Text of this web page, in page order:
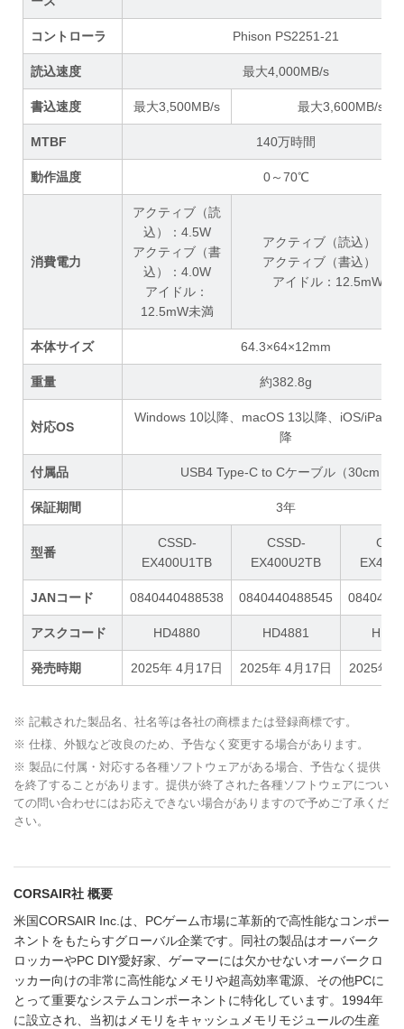
コントローラ Phison PS2251-21
読込速度 最大4,000MB/s
書込速度 最大3,500MB/s 最大3,600MB/s
MTBF 140万時間
動作温度 0～70℃
消費電力
アクティブ（読
込）：4.5W
アクティブ（書
込）：4.0W
アイドル：
12.5mW未満
アクティブ（読込）：
アクティブ（書込）：
アイドル：12.5mW未
本体サイズ 64.3×64×12mm
重量 約382.8g
対応OS
Windows 10以降、macOS 13以降、iOS/
降
付属品 USB4 Type-C to Cケーブル（30cm）
保証期間 3年
型番
CSSD-
EX400U1TB
CSSD-
EX400U2TB
JANコード 0840440488538 0840440488545
アスクコード HD4880 HD4881
発売時期 2025年 4月17日 2025年 4月17日 2025年
※ 記載された製品名、社名等は各社の商標または登録商標です。
※ 仕様、外観など改良のため、予告なく変更する場合があります。
※ 製品に付属・対応する各種ソフトウェアがある場合、予告なく提供
を終了することがあります。提供が終了された各種ソフトウェアについ
ての問い合わせにはお応えできない場合がありますので予めご了承くだ
さい。
CORSAIR社 概要
米国CORSAIR Inc.は、PCゲーム市場に革新的で高性能なコンポー
ネントをもたらすグローバル企業です。同社の製品はオーバーク
ロッカーやPC DIY愛好家、ゲーマーには欠かせないオーバークロ
ッカー向けの非常に高性能なメモリや超高効率電源、その他PCに
とって重要なシステムコンポーネントに特化しています。1994年
に設立され、当初はメモリをキャッシュメモリモジュールの生産